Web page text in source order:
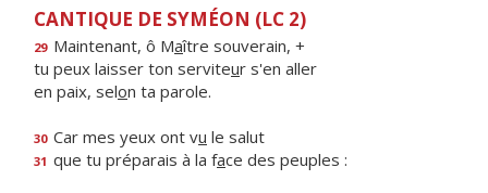
CANTIQUE DE SYMÉON (LC 2)
29 Maintenant, ô Maître souverain, +
tu peux laisser ton serviteur s'en aller
en paix, selon ta parole.
30 Car mes yeux ont vu le salut
31 que tu préparais à la face des peuples :